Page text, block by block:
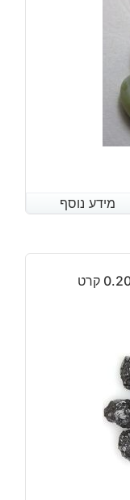
מידע נוסף
מידע נוסף